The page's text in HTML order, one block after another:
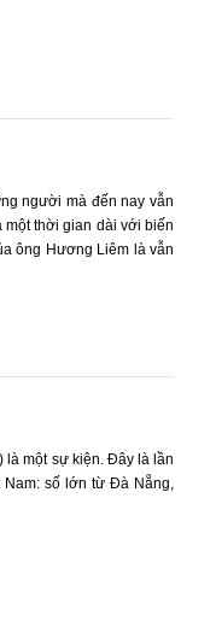
người mà đến nay vẫn
thời gian dài với biến
ông Hương Liêm là vẫn
là một sự kiện. Đây là lần
Nam: số lớn từ Đà Nẵng,